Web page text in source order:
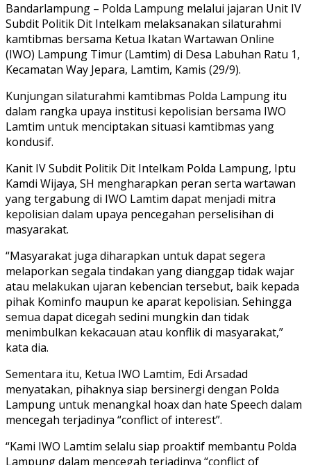
Bandarlampung – Polda Lampung melalui jajaran Unit IV
Subdit Politik Dit Intelkam melaksanakan silaturahmi
kamtibmas bersama Ketua Ikatan Wartawan Online
(IWO) Lampung Timur (Lamtim) di Desa Labuhan Ratu 1,
Kecamatan Way Jepara, Lamtim, Kamis (29/9).
Kunjungan silaturahmi kamtibmas Polda Lampung itu
dalam rangka upaya institusi kepolisian bersama IWO
Lamtim untuk menciptakan situasi kamtibmas yang
kondusif.
Kanit IV Subdit Politik Dit Intelkam Polda Lampung, Iptu
Kamdi Wijaya, SH mengharapkan peran serta wartawan
yang tergabung di IWO Lamtim dapat menjadi mitra
kepolisian dalam upaya pencegahan perselisihan di
masyarakat.
“Masyarakat juga diharapkan untuk dapat segera
melaporkan segala tindakan yang dianggap tidak wajar
atau melakukan ujaran kebencian tersebut, baik kepada
pihak Kominfo maupun ke aparat kepolisian. Sehingga
semua dapat dicegah sedini mungkin dan tidak
menimbulkan kekacauan atau konflik di masyarakat,”
kata dia.
Sementara itu, Ketua IWO Lamtim, Edi Arsadad
menyatakan, pihaknya siap bersinergi dengan Polda
Lampung untuk menangkal hoax dan hate Speech dalam
mencegah terjadinya “conflict of interest”.
“Kami IWO Lamtim selalu siap proaktif membantu Polda
Lampung dalam mencegah terjadinya “conflict of